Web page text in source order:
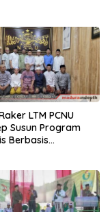
LTM PCNU
Susun Program
Berbasis